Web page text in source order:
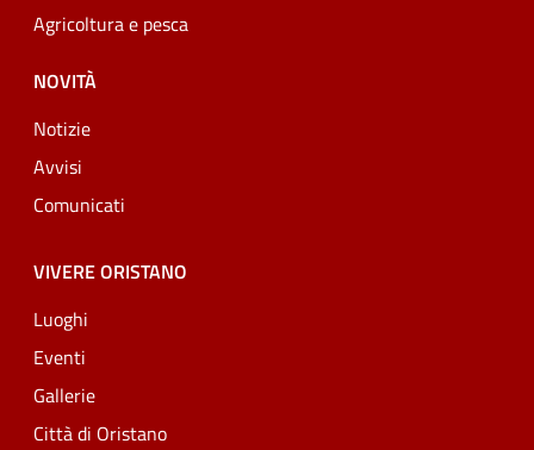
Agricoltura e pesca
NOVITÀ
Notizie
Avvisi
Comunicati
VIVERE ORISTANO
Luoghi
Eventi
Gallerie
Città di Oristano